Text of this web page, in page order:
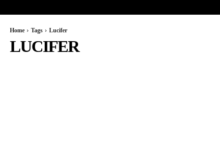
Home Tags Lucifer
LUCIFER